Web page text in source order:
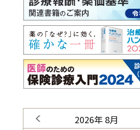
2026年 8月